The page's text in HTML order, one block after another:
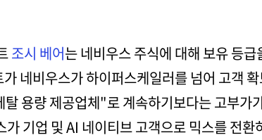
조시 베어는 네비우스 주식에 대해 보유 등
네비우스가 하이퍼스케일러를 넘어 고객
용량 제공업체"로 계속하기보다는 고부가
기업 및 AI 네이티브 고객으로 믹스를 전